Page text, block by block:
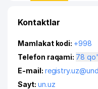
Kontaktlar
Mamlakat kodi: +998
Telefon raqami:
78
E-mail:
Sayt: un.uz